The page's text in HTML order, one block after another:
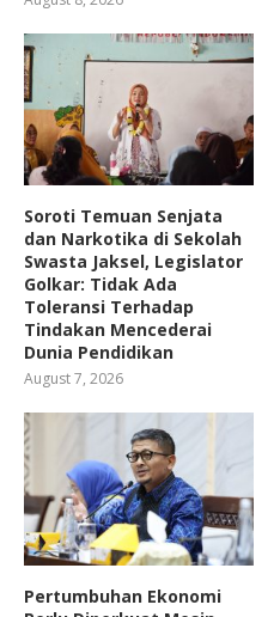
Soroti Temuan Senjata
dan Narkotika di Sekolah
Swasta Jaksel, Legislator
Golkar: Tidak Ada
Toleransi Terhadap
Tindakan Mencederai
Dunia Pendidikan
August 7, 2026
Pertumbuhan Ekonomi